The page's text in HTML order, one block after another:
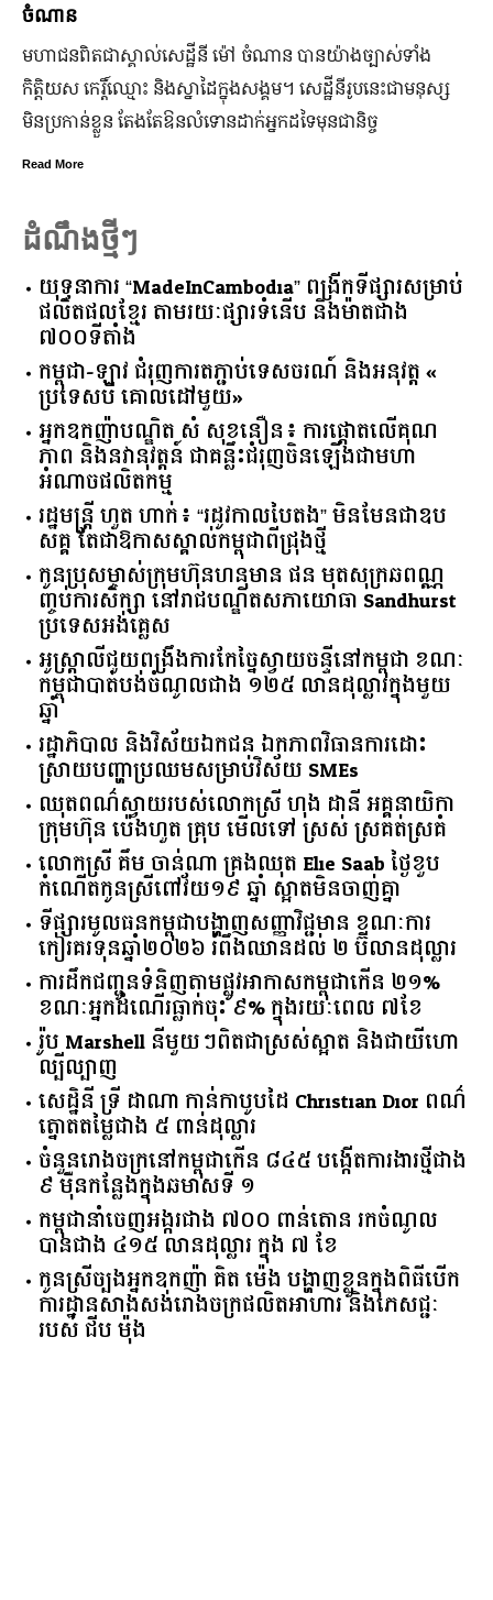
ចំណាន
មហាជន​ពិតជា​ស្គាល់​សេដ្ឋី​នី ម៉ៅ ចំណាន បាន​យ៉ាង​ច្បាស់​ទាំង​
កិត្តិយស កេរ្តិ៍ឈ្មោះ និង​ស្នាដៃ​ក្នុង​សង្គម។ សេដ្ឋី​នី​រូប​នេះ​ជា​មនុស្ស​
មិន​ប្រកាន់​ខ្លួន តែងតែ​ឱនលំទោន​ដាក់​អ្នក​ដទៃ​មុន​ជានិច្ច
Read More
ដំណឹងថ្មីៗ
យុទ្ធនាការ “MadeInCambodia” ពង្រីកទីផ្សារសម្រាប់
ផលិតផលខ្មែរ តាមរយៈផ្សារទំនើប និងម៉ាតជាង
៧០០ទីតាំង
កម្ពុជា​-​ឡាវ ​ជំរុញ​ការ​តភ្ជាប់​ទេសចរណ៍​ ​និង​អនុវត្ត​ ​«​
ប្រទេស​បី ​គោលដៅ​មួយ​»
អ្នកឧកញ៉ាបណ្ឌិត សំ សុខនឿន៖ ការផ្តោតលើគុណ
ភាព និងនវានុវត្តន៍ ជាគន្លឹះជំរុញចិនឡើងជាមហា
អំណាចផលិតកម្ម
រដ្ឋមន្ត្រី ហួត ហាក់៖ “រដូវកាលបៃតង” មិនមែនជាឧប
សគ្គ តែជាឱកាសស្គាល់កម្ពុជាពីជ្រុងថ្មី
កូនប្រុសម្ចាស់ក្រុមហ៊ុនហនុមាន ផន មុតសុក្រឆពណ្ណ
ញ្ចប់ការសិក្សា នៅរាជបណ្ឌិតសភាយោធា Sandhurst
ប្រទេសអង់គ្លេស
អូស្ត្រាលី​ជួយ​ពង្រឹង​ការ​កែច្នៃ​ស្វាយចន្ទី​នៅ​កម្ពុជា​ ​ខណៈ​
កម្ពុជា​បាត់បង់​ចំណូល​ជាង​ ​១២៥​ ​លាន​ដុល្លារ​ក្នុង​មួយ​
ឆ្នាំ​
រដ្ឋាភិបាល​ ​និង​វិស័យ​ឯកជន ​ឯកភាព​វិធានការ​ដោះ
ស្រាយ​បញ្ហា​ប្រឈម​​សម្រាប់​វិស័យ​ ​SMEs​
ឈុតពណ៌ស្វាយរបស់លោកស្រី ហុង ដានី អគ្គ​នាយិកា​
ក្រុមហ៊ុន ប៉េងហួត គ្រុប មើលទៅ ស្រស់ ស្រគត់ស្រគំ
លោកស្រី គឹម ចាន់ណា គ្រងឈុត Elie Saab ថ្ងៃខួប
កំណើតកូនស្រីពៅវ័យ១៩ ឆ្នាំ ស្អាតមិនចាញ់គ្នា
ទីផ្សារ​មូលធន​កម្ពុជា​បង្ហាញ​សញ្ញា​វិជ្ជមាន​ ​ខណៈ​ការ​
កៀរគរ​ទុន​ឆ្នាំ​២០២៦​ ​រំពឹង​ឈានដល់​ ​២​ ​ប៊ីលាន​ដុល្លារ​
ការដឹកជញ្ជូនទំនិញតាមផ្លូវអាកាសកម្ពុជាកើន ២១%
ខណៈអ្នកដំណើរធ្លាក់ចុះ ៩% ក្នុងរយៈពេល ៧ខែ
រ៉ូប Marshell នីមួយៗពិតជាស្រស់ស្អាត និងជាយីហោ
ល្បីល្បាញ
សេដ្ឋិនី ទ្រី ដាណា កាន់កាបូបដៃ Christian Dior ពណ៌
ត្នោតតម្លៃជាង ៥ ពាន់ដុល្លារ
ចំនួន​រោងចក្រ​នៅ​កម្ពុជា​កើន​ ​៨៤៥​ ​បង្កើត​ការងារ​ថ្មី​ជាង​
​៩​ ​ម៉ឺន​កន្លែង​ក្នុង​ឆមាស​ទី ​១​
កម្ពុជានាំចេញអង្ករជាង ៧០០ ពាន់តោន រកចំណូល
បានជាង ៤១៥ លានដុល្លារ ក្នុង ៧ ខែ
កូនស្រីច្បងអ្នកឧកញ៉ា គិត ម៉េង បង្ហាញខ្លួនក្នុងពិធីបើក
ការដ្ឋានសាងសង់រោងចក្រផលិតអាហារ និងភេសជ្ជៈ
របស់ ជីប ម៉ុង